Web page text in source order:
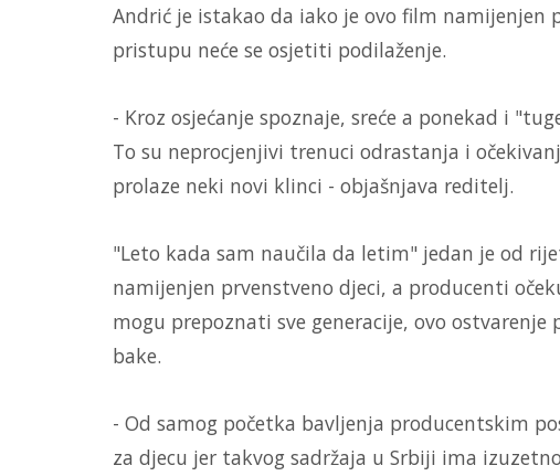
Andrić je istakao da iako je ovo film namijenjen
pristupu neće se osjetiti podilaženje.
- Kroz osjećanje spoznaje, sreće a ponekad i
To su neprocjenjivi trenuci odrastanja i
prolaze neki novi klinci - objašnjava reditelj.
"Leto kada sam naučila da letim" jedan je od
namijenjen prvenstveno djeci, a producenti
mogu prepoznati sve generacije, ovo
bake.
- Od samog početka bavljenja producentskim
za djecu jer takvog sadržaja u Srbiji ima